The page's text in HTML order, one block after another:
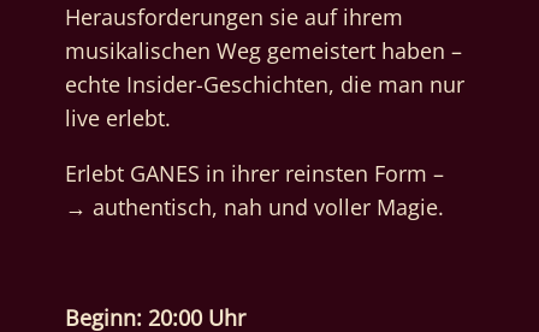
Herausforderungen sie auf ihrem
musikalischen Weg gemeistert haben –
echte Insider-Geschichten, die man nur
live erlebt.
Erlebt GANES in ihrer reinsten Form –
→ authentisch, nah und voller Magie.
Beginn: 20:00 Uhr